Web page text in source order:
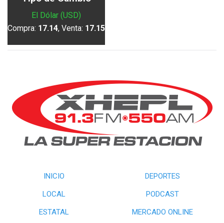
El Dólar (USD)
Compra: 17.14, Venta: 17.15
INICIO
DEPORTES
LOCAL
PODCAST
ESTATAL
MERCADO ONLINE